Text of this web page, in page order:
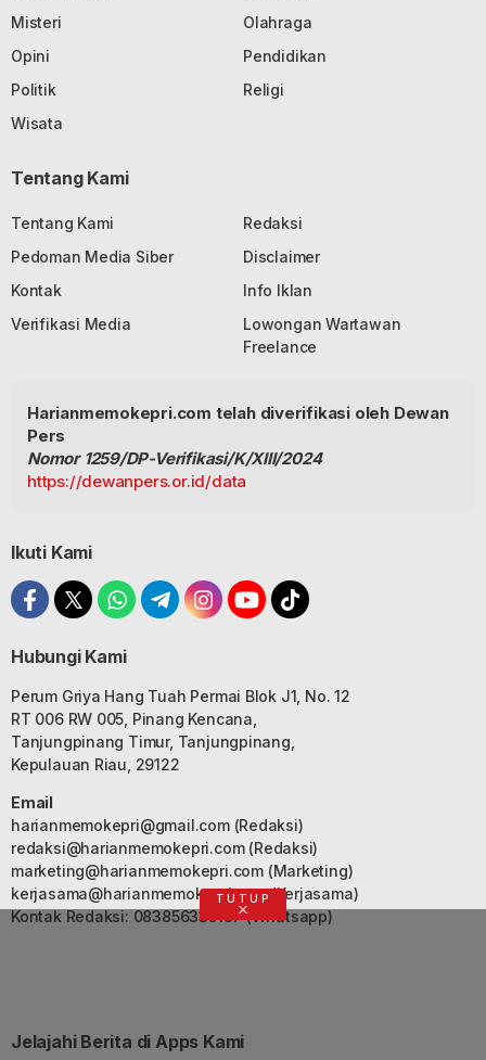
Misteri
Olahraga
Opini
Pendidikan
Politik
Religi
Wisata
Tentang Kami
Tentang Kami
Redaksi
Pedoman Media Siber
Disclaimer
Kontak
Info Iklan
Verifikasi Media
Lowongan Wartawan
Freelance
Harianmemokepri.com telah diverifikasi oleh Dewan
Pers
Nomor 1259/DP-Verifikasi/K/XIII/2024
https://dewanpers.or.id/data
Ikuti Kami
Hubungi Kami
Perum Griya Hang Tuah Permai Blok J1, No. 12
RT 006 RW 005, Pinang Kencana,
Tanjungpinang Timur, Tanjungpinang,
Kepulauan Riau, 29122
Email
harianmemokepri@gmail.com(Redaksi)
redaksi@harianmemokepri.com(Redaksi)
marketing@harianmemokepri.com(Marketing)
kerjasama@harianmemokepri.com(Kerjasama)
Kontak Redaksi: 083856335187 (Whatsapp)
Jelajahi Berita di Apps Kami
TUTUP